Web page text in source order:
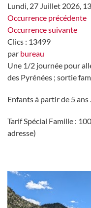
Lundi, 27 Juillet 2026,
Occurrence précédente
Occurrence suivante
Clics : 13499
par bureau
Une 1/2 journée pour
des Pyrénées ; sortie
Enfants à partir de 5 ans
Tarif Spécial Famille :
adresse)